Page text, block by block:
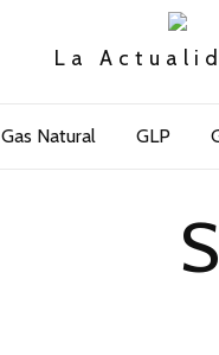
La
Gas Natural GLP